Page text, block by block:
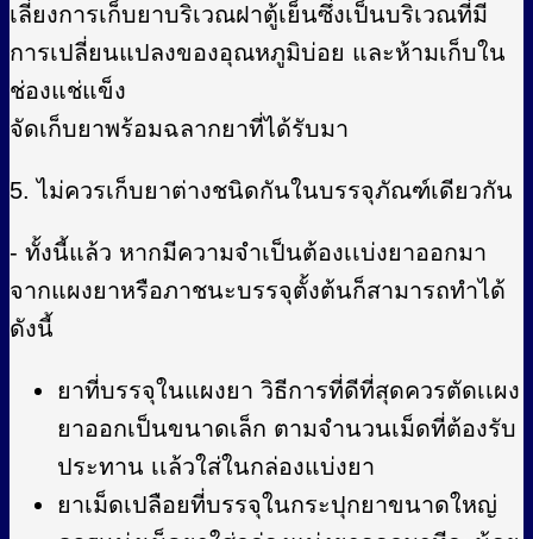
เลี่ยงการเก็บยาบริเวณฝาตู้เย็นซึ่งเป็นบริเวณที่มี
การเปลี่ยนแปลงของอุณหภูมิบ่อย และห้ามเก็บใน
ช่องแช่แข็ง
จัดเก็บยาพร้อมฉลากยาที่ได้รับมา
5. ไม่ควรเก็บยาต่างชนิดกันในบรรจุภัณฑ์เดียวกัน
- ทั้งนี้แล้ว หากมีความจำเป็นต้องเเบ่งยาออกมา
จากแผงยาหรือภาชนะบรรจุตั้งต้นก็สามารถทำได้
ดังนี้
ยาที่บรรจุในแผงยา วิธีการที่ดีที่สุดควรตัดเเผง
ยาออกเป็นขนาดเล็ก ตามจำนวนเม็ดที่ต้องรับ
ประทาน เเล้วใส่ในกล่องแบ่งยา
ยาเม็ดเปลือยที่บรรจุในกระปุกยาขนาดใหญ่